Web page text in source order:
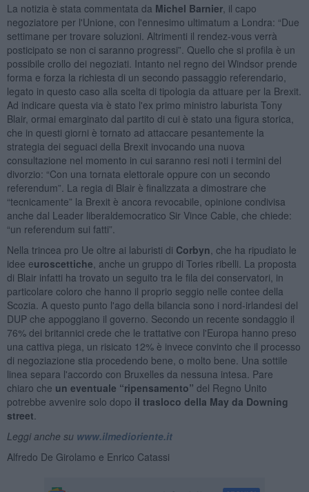
La notizia è stata commentata da Michel Barnier, il capo
negoziatore per l'Unione, con l'ennesimo ultimatum a Londra: “Due
settimane per trovare soluzioni. Altrimenti il rendez-vous verrà
posticipato se non ci saranno progressi”. Quello che si profila è un
possibile crollo dei negoziati. Intanto nel regno dei Windsor prende
forma e forza la richiesta di un secondo passaggio referendario,
legato in questo caso alla scelta di tipologia da attuare per la Brexit.
Ad indicare questa via è stato l'ex primo ministro laburista Tony
Blair, ormai emarginato dal partito di cui è stato una figura storica,
che in questi giorni è tornato ad attaccare pesantemente la
strategia dei seguaci della Brexit invocando una nuova
consultazione nel momento in cui saranno resi noti i termini del
divorzio: “Con una tornata elettorale oppure con un secondo
referendum”. La regia di Blair è finalizzata a dimostrare che
“tecnicamente” la Brexit è ancora revocabile, opinione condivisa
anche dal Leader liberaldemocratico Sir Vince Cable, che chiede:
“un referendum sui fatti”.
Nella trincea pro Ue oltre ai laburisti di Corbyn , che ha ripudiato le
idee euroscettiche , anche un gruppo di Tories ribelli. La proposta
di Blair infatti ha trovato un seguito tra le fila dei conservatori, in
particolare coloro che hanno il proprio seggio nelle contee della
Scozia. A questo punto l'ago della bilancia sono i nord-irlandesi del
DUP che appoggiano il governo. Secondo un recente sondaggio il
76% dei britannici crede che le trattative con l'Europa hanno preso
una cattiva piega, un risicato 12% è invece convinto che il processo
di negoziazione stia procedendo bene, o molto bene. Una sottile
linea separa l'accordo con Bruxelles da nessuna intesa. Pare
chiaro che un eventuale “ripensamento” del Regno Unito
potrebbe avvenire solo dopo il trasloco della May da Downing
street
Leggi anche su www.ilmedioriente.it
Alfredo De Girolamo e Enrico Catassi